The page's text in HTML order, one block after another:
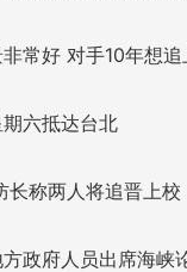
常好 对手10年想追
六抵达台北
长称两人将追晋上校
政府人员出席海峡